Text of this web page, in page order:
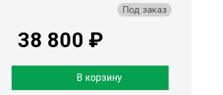
Под заказ
38 800 ₽
В корзину